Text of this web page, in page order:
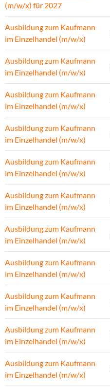
(m/w/x) für 2027
Ausbildung zum Kaufmann
im Einzelhandel (m/w/x)
Ausbildung zum Kaufmann
im Einzelhandel (m/w/x)
Ausbildung zum Kaufmann
im Einzelhandel (m/w/x)
Ausbildung zum Kaufmann
im Einzelhandel (m/w/x)
Ausbildung zum Kaufmann
im Einzelhandel (m/w/x)
Ausbildung zum Kaufmann
im Einzelhandel (m/w/x)
Ausbildung zum Kaufmann
im Einzelhandel (m/w/x)
Ausbildung zum Kaufmann
im Einzelhandel (m/w/x)
Ausbildung zum Kaufmann
im Einzelhandel (m/w/x)
Ausbildung zum Kaufmann
im Einzelhandel (m/w/x)
Ausbildung zum Kaufmann
im Einzelhandel (m/w/x)